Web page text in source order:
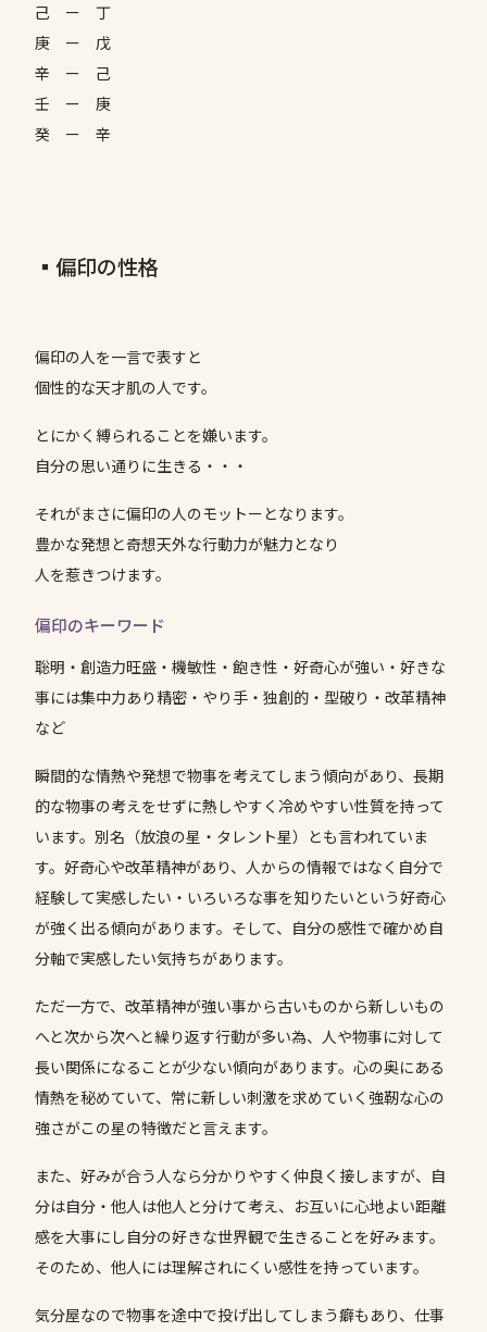
己 ー 丁
庚 ー 戊
辛 ー 己
壬 ー 庚
癸 ー 辛
▪️偏印の性格
偏印の人を一言で表すと
個性的な天才肌の人です。
とにかく縛られることを嫌います。
自分の思い通りに生きる・・・
それがまさに偏印の人のモットーとなります。
豊かな発想と奇想天外な行動力が魅力となり
人を惹きつけます。
偏印のキーワード
聡明・創造力旺盛・機敏性・飽き性・好奇心が強い・好きな
事には集中力あり精密・やり手・独創的・型破り・改革精神
など
瞬間的な情熱や発想で物事を考えてしまう傾向があり、長期
的な物事の考えをせずに熱しやすく冷めやすい性質を持って
います。別名（放浪の星・タレント星）とも言われていま
す。好奇心や改革精神があり、人からの情報ではなく自分で
経験して実感したい・いろいろな事を知りたいという好奇心
が強く出る傾向があります。そして、自分の感性で確かめ自
分軸で実感したい気持ちがあります。
ただ一方で、改革精神が強い事から古いものから新しいもの
へと次から次へと繰り返す行動が多い為、人や物事に対して
長い関係になることが少ない傾向があります。心の奥にある
情熱を秘めていて、常に新しい刺激を求めていく強靭な心の
強さがこの星の特徴だと言えます。
また、好みが合う人なら分かりやすく仲良く接しますが、自
分は自分・他人は他人と分けて考え、お互いに心地よい距離
感を大事にし自分の好きな世界観で生きることを好みます。
そのため、他人には理解されにくい感性を持っています。
気分屋なので物事を途中で投げ出してしまう癖もあり、仕事